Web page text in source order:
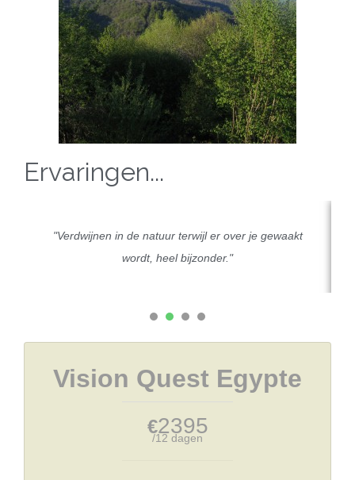
Ervaringen...
"Verdwijnen in de natuur terwijl er over je gewaakt
wordt, heel bijzonder."
Vision Quest Egypte
€2395
/12 dagen